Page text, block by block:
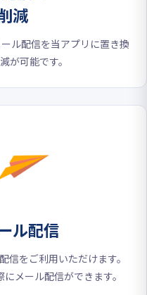
減
ル配信を当アプリに置き換
が可能です。
ル配信
信をご利用いただけます。
メール配信ができます。